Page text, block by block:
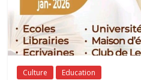
Culture Education